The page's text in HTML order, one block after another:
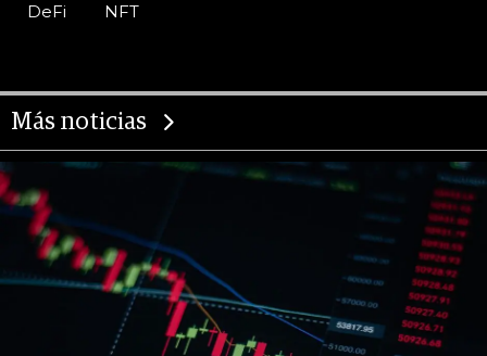
DeFi
NFT
Más noticias